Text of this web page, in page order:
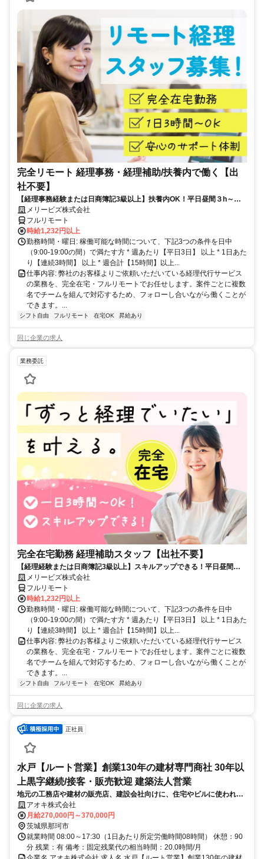
完全リモート 経理事務・経理補助/扶養内で働く【出
社不要】
【経理事務経験または日商簿記3級以上】扶養内OK！平日昼間３h～。
完全在宅で育児・介護中の方も大歓迎♪
メリービズ株式会社
フルリモート
時給1,232円以上
勤務時間・曜日: 稼働可能な時間について、下記3つの条件を日中
（9:00-19:00の間）で満たす方 * 週あたり【平日3日】 以上 * 1日あた
り【連続3時間】 以上 * 週合計【15時間】以上...
仕事内容: 弊社のお客様よりご依頼いただいている経理代行サービス
の業務を、完全在宅・フルリモートでお任せします。案件ごとに複数
名でチームを組んで対応するため、フォローし合いながら働くことが
できます。...
シフト自由 フルリモート 在宅OK 昇給あり
同じ企業の求人
業務委託
完全在宅勤務 経理補助スタッフ【出社不要】
【経理経験または日商簿記3級以上】スキルアップできる！平日昼間３h
～。完全在宅で育児・介護中の方も大歓迎♪
メリービズ株式会社
フルリモート
時給1,232円以上
勤務時間・曜日: 稼働可能な時間について、下記3つの条件を日中
（9:00-19:00の間）で満たす方 * 週あたり【平日3日】 以上 * 1日あた
り【連続3時間】 以上 * 週合計【15時間】以上...
仕事内容: 弊社のお客様よりご依頼いただいている経理代行サービス
の業務を、完全在宅・フルリモートでお任せします。案件ごとに複数
名でチームを組んで対応するため、フォローし合いながら働くことが
できます。...
シフト自由 フルリモート 在宅OK 昇給あり
同じ企業の求人
正社員
水戸【ルート営業】創業130年の建材専門商社 30年以
上黒字継続/接客・販売歓迎 建築法人営業
地元の工務店や建材の販売店、建設会社向けに、住宅やビルに使われる
ガラス窓やサッシなどの建材、エクステリアの販売や施工提案などをお
任せします。お客様の頼れるパートナーとなり、地域の街作りに貢献し
ます。
アオキ株式会社
月給270,000円～370,000円
茨城県那珂市
就業時間 08:00～17:30（1日あたり所定労働時間08時間） 休憩：90
分 残業：有 備考：固定残業代の相当時間：20.0時間/月